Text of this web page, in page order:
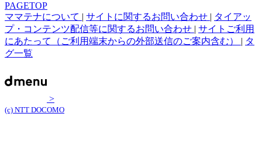
PAGETOP
ママテナについて | サイトに関するお問い合わせ | タイアッ
プ・コンテンツ配信等に関するお問い合わせ | サイトご利用
にあたって（ご利用端末からの外部送信のご案内含む） | タ
グ一覧
>
(c) NTT DOCOMO